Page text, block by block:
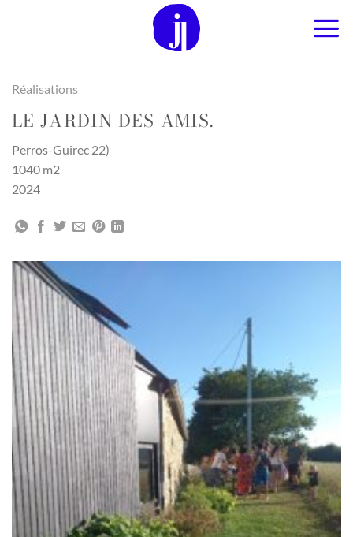
Réalisations
LE JARDIN DES AMIS.
Perros-Guirec 22)
1040 m2
2024